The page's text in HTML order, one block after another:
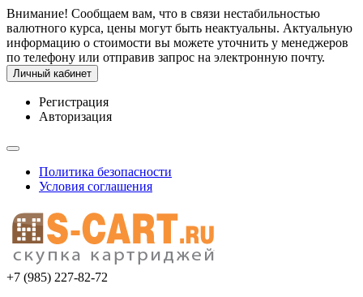
Внимание! Сообщаем вам, что в связи нестабильностью
валютного курса, цены могут быть неактуальны. Актуальную
информацию о стоимости вы можете уточнить у менеджеров
по телефону или отправив запрос на электронную почту.
Личный кабинет
Регистрация
Авторизация
Политика безопасности
Условия соглашения
+7 (985) 227-82-72